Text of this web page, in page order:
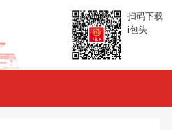
扫码下载
i包头